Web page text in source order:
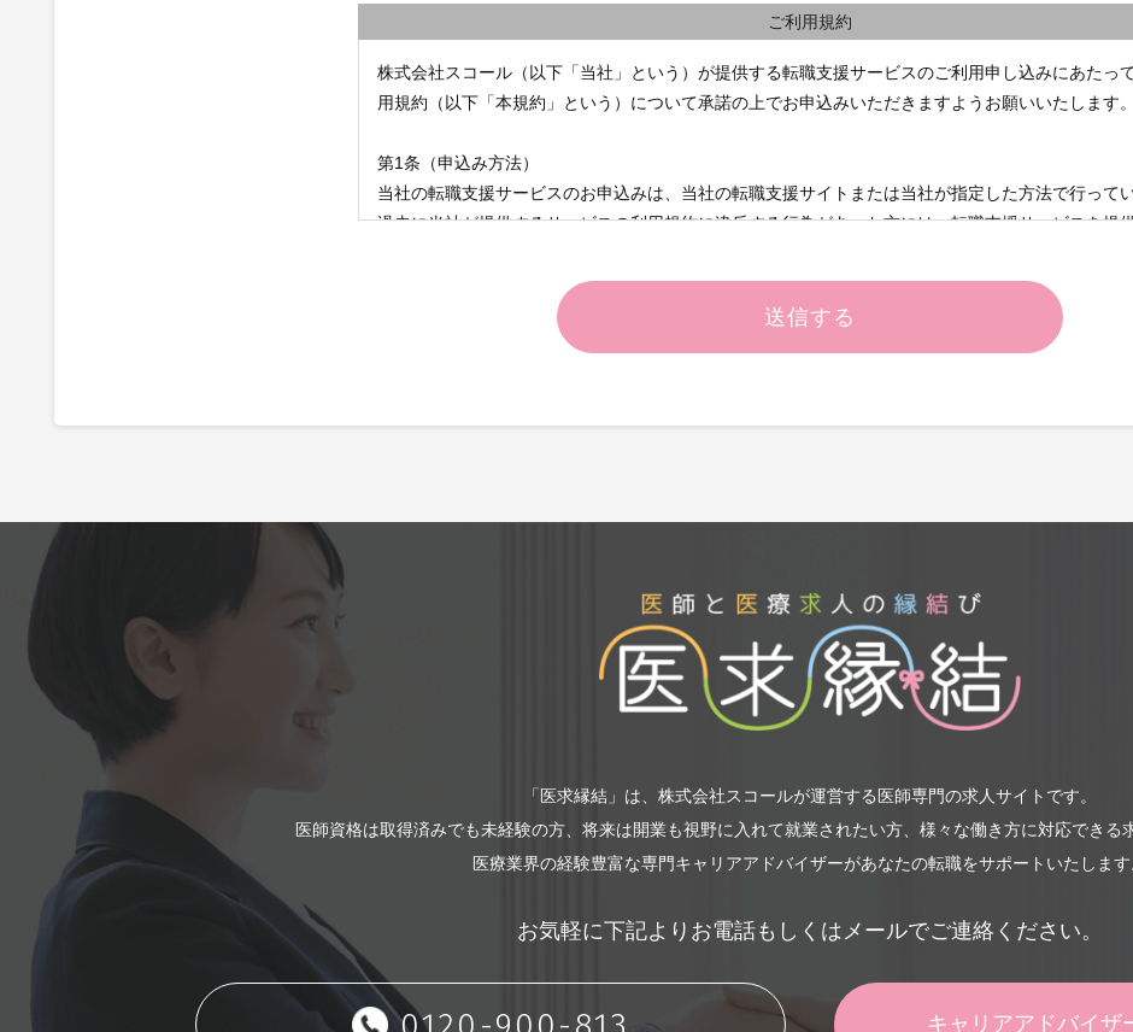
ご利用規約
株式会社スコール（以下「当社」という）が提供する転職支援サービスのご利用申し込みにあたっ
用規約（以下「本規約」という）について承諾の上でお申込みいただきますようお願いいたします。
第1条（申込み方法）
当社の転職支援サービスのお申込みは、当社の転職支援サイトまたは当社が指定した方法で行って
過去に当社が提供するサービスの利用規約に違反する行為があった方には、転職支援サービスを提
第2条（サービスの提供）
当社は、当社の転職支援サービスのご利用お申込みをいただき転職支援サービスの提供を開始した
（4）電話や面談による転職相談の実施
第3条（転職支援サービス提供の期間）
転職支援サービスは、利用者に転職活動継続の意思があり、かつ利用者に適合する求人の発生が見
が判断する限りにおいて継続して提供しますが、このうち、前項に定めるサービスのうち、（4）（
原則として、当社への登録から1年間を上限に提供します。なお、サービス提供機関内に転職支援サ
利用者から転職支援サービス提供の終了のお申し出を受けた場合についても合理的な範囲内ですみ
ていただきます。
当社は、事業運営上やむを得ない場合は、利用者に何ら通知することなく転職支援サービスの全部
変更し、または一時中断することがあります。また、一定期間の通知の上で、転職支援サービスの
ことができるものとします。
「医求縁結」は、株式会社スコールが運営する医師専門の求人サイトです。
医師資格は取得済みでも未経験の方、将来は開業も視野に入れて就業されたい方、様々な働き方に対応できる
医療業界の経験豊富な専門キャリアアドバイザーがあなたの転職をサポートいたします
お気軽に下記よりお電話もしくはメールでご連絡ください。
キャリアアドバイ